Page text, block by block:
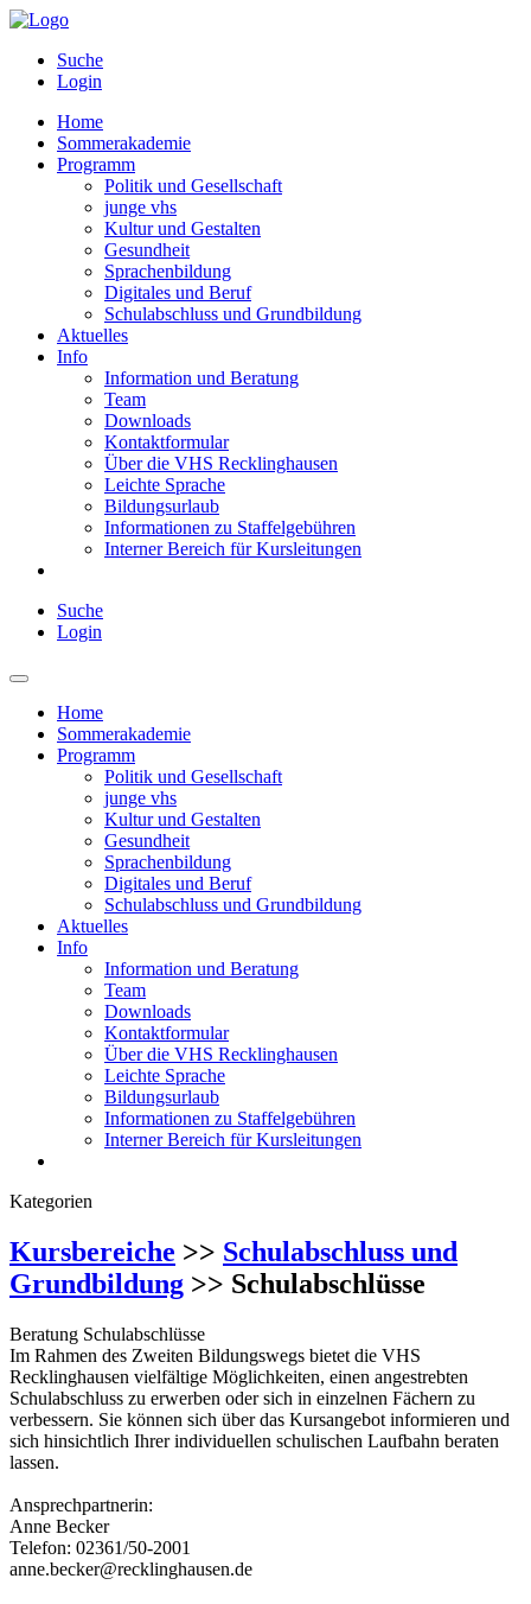
Suche
Login
Home
Sommerakademie
Programm
Politik und Gesellschaft
junge vhs
Kultur und Gestalten
Gesundheit
Sprachenbildung
Digitales und Beruf
Schulabschluss und Grundbildung
Aktuelles
Info
Information und Beratung
Team
Downloads
Kontaktformular
Über die VHS Recklinghausen
Leichte Sprache
Bildungsurlaub
Informationen zu Staffelgebühren
Interner Bereich für Kursleitungen
Suche
Login
Home
Sommerakademie
Programm
Politik und Gesellschaft
junge vhs
Kultur und Gestalten
Gesundheit
Sprachenbildung
Digitales und Beruf
Schulabschluss und Grundbildung
Aktuelles
Info
Information und Beratung
Team
Downloads
Kontaktformular
Über die VHS Recklinghausen
Leichte Sprache
Bildungsurlaub
Informationen zu Staffelgebühren
Interner Bereich für Kursleitungen
Kategorien
Kursbereiche >> Schulabschluss und
Grundbildung >> Schulabschlüsse
Beratung Schulabschlüsse
Im Rahmen des Zweiten Bildungswegs bietet die VHS
Recklinghausen vielfältige Möglichkeiten, einen angestrebten
Schulabschluss zu erwerben oder sich in einzelnen Fächern zu
verbessern. Sie können sich über das Kursangebot informieren und
sich hinsichtlich Ihrer individuellen schulischen Laufbahn beraten
lassen.
Ansprechpartnerin:
Anne Becker
Telefon: 02361/50-2001
anne.becker@recklinghausen.de